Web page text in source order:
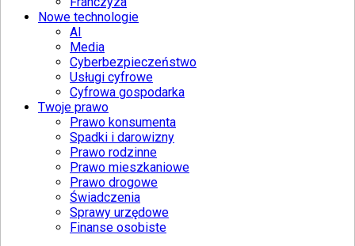
Nowe technologie
AI
Media
Cyberbezpieczeństwo
Usługi cyfrowe
Cyfrowa gospodarka
Twoje prawo
Prawo konsumenta
Spadki i darowizny
Prawo rodzinne
Prawo mieszkaniowe
Prawo drogowe
Świadczenia
Sprawy urzędowe
Finanse osobiste